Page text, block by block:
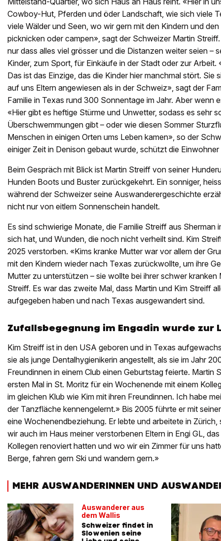
Cowboy-Hut, Pferden und öder Landschaft, wie sich viele
viele Wälder und Seen, wo wir gern mit den Kindern und
picknicken oder campen», sagt der Schweizer Martin
nur dass alles viel grösser und die Distanzen weiter seien –
Kinder, zum Sport, für Einkäufe in der Stadt oder zur Arbeit.
Das ist das Einzige, das die Kinder hier manchmal stört. Sie
auf uns Eltern angewiesen als in der Schweiz», sagt der
Familie in Texas rund 300 Sonnentage im Jahr. Aber wenn
«Hier gibt es heftige Stürme und Unwetter, sodass es sehr
Überschwemmungen gibt – oder wie diesen Sommer
Menschen in einigen Orten ums Leben kamen», so der
einiger Zeit in Denison gebaut wurde, schützt die Einwohner
Beim Gespräch mit Blick ist Martin Streiff von seiner
Hunden Boots und Buster zurückgekehrt. Ein sonniger,
während der Schweizer seine Auswanderergeschichte
nicht nur von eitlem Sonnenschein handelt.
Es sind schwierige Monate, die Familie Streiff aus Sherman
sich hat, und Wunden, die noch nicht verheilt sind. Kim
2025 verstorben. «Kims kranke Mutter war vor allem der
mit den Kindern wieder nach Texas zurückwollte, um ihre
Mutter zu unterstützen – sie wollte bei ihrer schwer kranken
Streiff. Es war das zweite Mal, dass Martin und Kim Streiff
aufgegeben haben und nach Texas ausgewandert sind.
Zufallsbegegnung im Engadin wurde zur
Kim Streiff ist in den USA geboren und in Texas
sie als junge Dentalhygienikerin angestellt, als sie im Jahr
Freundinnen in einem Club einen Geburtstag feierte. Martin
ersten Mal in St. Moritz für ein Wochenende mit einem
im gleichen Klub wie Kim mit ihren Freundinnen. Ich habe
der Tanzfläche kennengelernt.» Bis 2005 führte er mit
eine Wochenendbeziehung. Er lebte und arbeitete in Zürich,
wir auch im Haus meiner verstorbenen Eltern in Engi GL,
Kollegen renoviert hatten und wo wir ein Zimmer für uns
Berge, fahren gern Ski und wandern gern.»
MEHR AUSWANDERINNEN UND
Auswanderer aus
dem Wallis
Schweizer findet in
Slowenien seine